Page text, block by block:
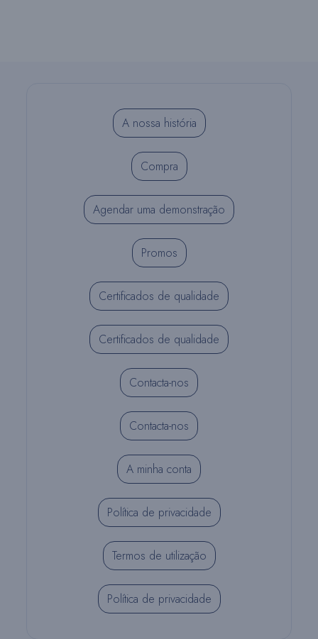
A nossa história
Compra
Agendar uma demonstração
Promos
Certificados de qualidade
Certificados de qualidade
Contacta-nos
Contacta-nos
A minha conta
Política de privacidade
Termos de utilização
Política de privacidade